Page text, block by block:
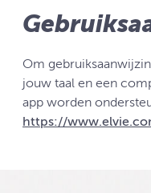
Om
jouw taal en een
app worden
https://